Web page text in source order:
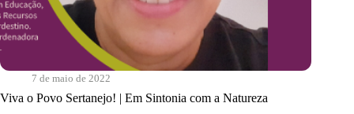
7 de maio de 2022
Viva o Povo Sertanejo! | Em Sintonia com a Natureza